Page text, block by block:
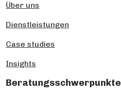
Über uns
Dienstleistungen
Case studies
Insights
Beratungsschwerpunkte